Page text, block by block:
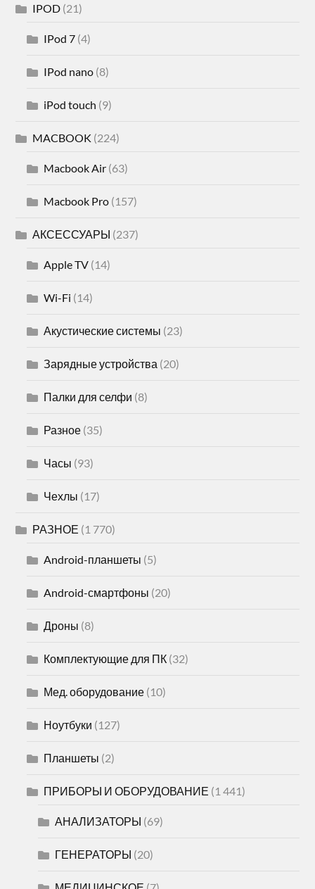
IPOD (21)
IPod 7 (4)
IPod nano (8)
iPod touch (9)
MACBOOK (224)
Macbook Air (63)
Macbook Pro (157)
АКСЕССУАРЫ (237)
Apple TV (14)
Wi-Fi (14)
Акустические системы (23)
Зарядные устройства (20)
Палки для селфи (8)
Разное (35)
Часы (93)
Чехлы (17)
РАЗНОЕ (1 770)
Android-планшеты (5)
Android-смартфоны (20)
Дроны (8)
Комплектующие для ПК (32)
Мед. оборудование (10)
Ноутбуки (127)
Планшеты (2)
ПРИБОРЫ И ОБОРУДОВАНИЕ (1 441)
АНАЛИЗАТОРЫ (69)
ГЕНЕРАТОРЫ (20)